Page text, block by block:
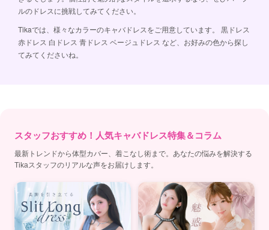
ルのドレスに挑戦してみてください。
Tikaでは、様々なカラーのキャバドレスをご用意しています。 黒ドレス
赤ドレス 白ドレス 青ドレス ベージュドレス など、お好みの色から探し
てみてくださいね。
スタッフおすすめ！人気キャバドレス特集＆コラム
最新トレンドから体型カバー、着こなし術まで。あなたの悩みを解決する
Tikaスタッフのリアルな声をお届けします。